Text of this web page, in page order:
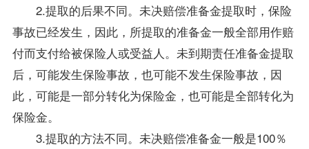
2.提取的后果不同。未决赔偿准备金提取时，保险
事故已经发生，因此，所提取的准备金一般全部用作赔
付而支付给被保险人或受益人。未到期责任准备金提取
后，可能发生保险事故，也可能不发生保险事故，因
此，可能是一部分转化为保险金，也可能是全部转化为
保险金。
3.提取的方法不同。未决赔偿准备金一般是100％